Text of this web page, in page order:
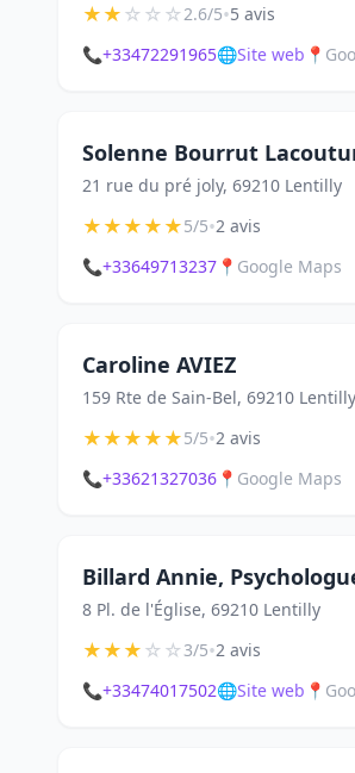
★★☆☆☆2.6/5•5 avis
📞+33472291965🌐Site web 📍
Solenne Bourrut
21 rue du pré joly, 69210 Lentilly
★★★★★5/5•2 avis
📞+33649713237 📍 Google Maps
Caroline AVIEZ
159 Rte de Sain-Bel, 69210 Lentilly
★★★★★5/5•2 avis
📞+33621327036 📍 Google Maps
Billard Annie,
8 Pl. de l'Église, 69210 Lentilly
★★★☆☆3/5•2 avis
📞+33474017502🌐Site web 📍